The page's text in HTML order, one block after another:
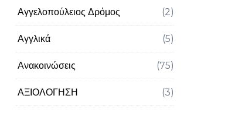
Αγγελοπούλειος Δρόμος (2)
Αγγλικά (5)
Ανακοινώσεις (75)
ΑΞΙΟΛΟΓΗΣΗ (3)